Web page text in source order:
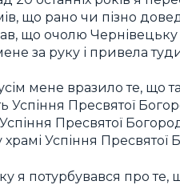
що рано чи пізно
що очолю
за руку і привела
мене вразило те, що
Успіння Пресвятої
Пресвятої
храмі Успіння
я потурбувався про те,